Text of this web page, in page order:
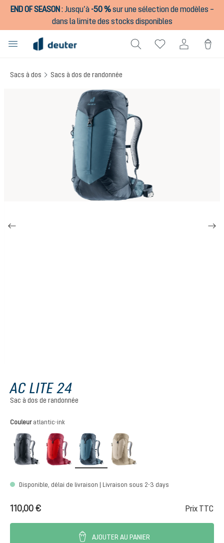
principal
END OF SEASON: Jusqu’à -50 %sur une sélection de modèles –
dans la limite des stocks disponibles
Sacs à dos Sacs à dos de randonnée
Ignorer la galerie d'images
AC LITE 24
Sac à dos de randonnée
Sélectionnez
Couleur atlantic-ink
black cherry-masalaatlantic-ink
Disponible, délai de livraison | Livraison sous 2-3 days
110,00 € Prix TTC
AJOUTER AU PANIER